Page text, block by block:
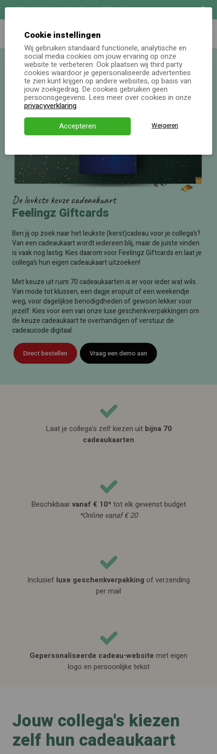
Uitgebreide maatwerk mogelijkheden
Online keuzecadeau
Kerstpakketten
Alle momenten
Verjaardagsservice
Demo Direct bestellen
Zoeken
De leukste keuze cadeaukaart
Feelingz Giftcards
Ben jij op zoek naar het leukste (kerst)cadeau voor je collega’s?
Van een cadeaukaart wordt iedereen blij, maar de juiste vinden
is vaak nog lastig. Kies daarom voor Feelingz Giftcards en laat je
collega’s hun eigen cadeaukaart uitzoeken!
Met keuze uit ruim 70 cadeaukaarten is er voor ieder wat wils.
Van mode tot klussen, een dagje eropuit of een weekendje
weg, voor dagelijkse benodigdheden of gewoon lekker voor
jezelf. Kies voor een van onze luxe geschenkverpakkingen om
de keuze cadeaukaart te overhandigen of verstuur de
cadeaucode digitaal.
Direct bestellen Vraag een demo aan
Laat je collega's zelf kiezen uit bijna 70
cadeaukaarten
Beschikbaarvanaf € 10*tot elk gewenst budget
*Online vanaf € 20
Inclusief luxe geschenkverpakking of verzending
per mail
Gepersonaliseerde cadeau-website met eigen
logo en persoonlijke tekst
Jouw collega's kiezen
zelf hun cadeaukaart
Cookie instellingen
Wij gebruiken standaard functionele, analytische en
social media cookies om jouw ervaring op onze
website te verbeteren. Ook plaatsen wij third party
cookies waardoor je gepersonaliseerde advertenties
te zien kunt krijgen op andere websites, op basis van
jouw zoekgedrag. De cookies gebruiken geen
persoonsgegevens. Lees meer over cookies in onze
privacyverklaring.
Accepteren
Weigeren